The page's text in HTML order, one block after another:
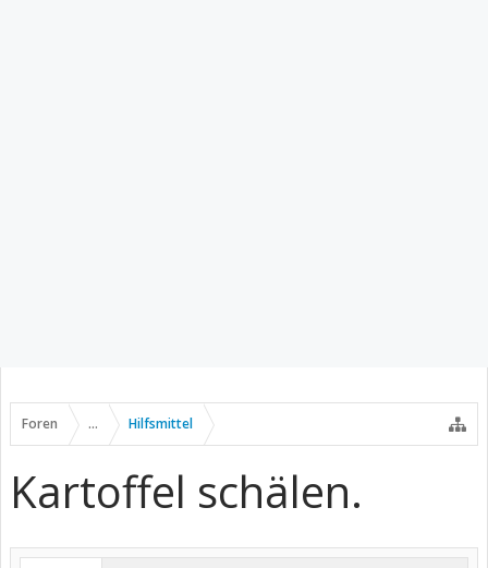
Foren ... Hilfsmittel
Kartoffel schälen.